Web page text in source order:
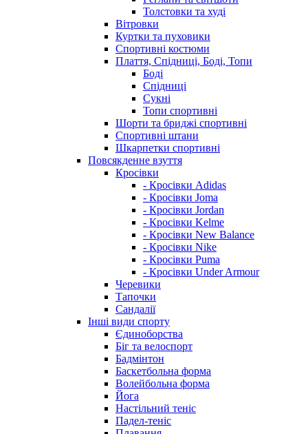
Толстовки та худі
Вітровки
Куртки та пуховики
Спортивні костюми
Плаття, Спідниці, Боді, Топи
Боді
Спідниці
Сукні
Топи спортивні
Шорти та бриджі спортивні
Спортивні штани
Шкарпетки спортивні
Повсякденне взуття
Кросівки
- Кросівки Adidas
- Кросівки Joma
- Кросівки Jordan
- Кросівки Kelme
- Кросівки New Balance
- Кросівки Nike
- Кросівки Puma
- Кросівки Under Armour
Черевики
Тапочки
Сандалії
Інші види спорту
Єдиноборства
Біг та велоспорт
Бадмінтон
Баскетбольна форма
Волейбольна форма
Йога
Настільний теніс
Падел-теніс